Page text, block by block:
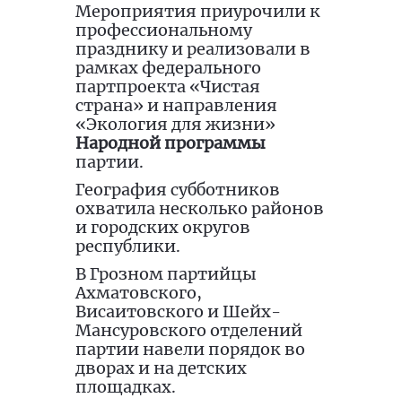
Мероприятия приурочили к
профессиональному
празднику и реализовали в
рамках федерального
партпроекта «Чистая
страна» и направления
«Экология для жизни»
Народной программы
партии.
География субботников
охватила несколько районов
и городских округов
республики.
В Грозном партийцы
Ахматовского,
Висаитовского и Шейх-
Мансуровского отделений
партии навели порядок во
дворах и на детских
площадках.